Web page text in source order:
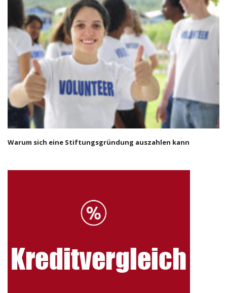
Warum sich eine Stiftungsgründung auszahlen kann